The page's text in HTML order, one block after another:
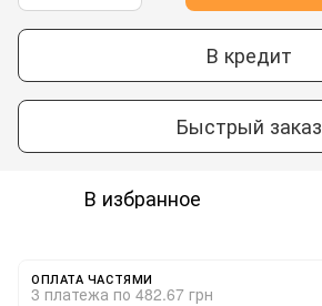
В кредит
Быстрый заказ
В избранное
ОПЛАТА ЧАСТЯМИ
3 платежа по 482.67 грн